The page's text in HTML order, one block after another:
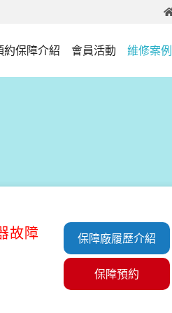
約保障介紹 會員活動 維修案例
故障 保障廠履歷介紹
保障預約